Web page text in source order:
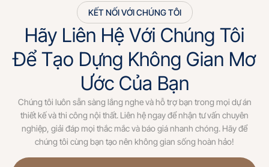
KẾT NỐI VỚI CHÚNG TÔI
Hãy Liên Hệ Với Chúng Tôi
Để Tạo Dựng Không Gian Mơ
Ước Của Bạn
Chúng tôi luôn sẵn sàng lắng nghe và hỗ trợ bạn trong mọi dự án
thiết kế và thi công nội thất. Liên hệ ngay để nhận tư vấn chuyên
nghiệp, giải đáp mọi thắc mắc và báo giá nhanh chóng. Hãy để
chúng tôi cùng bạn tạo nên không gian sống hoàn hảo!